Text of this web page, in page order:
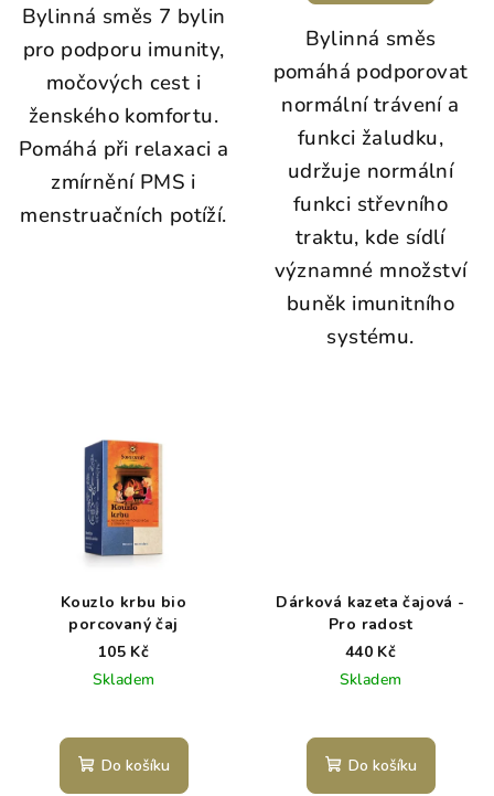
Bylinná směs 7 bylin
pro podporu imunity,
močových cest i
ženského komfortu.
Pomáhá při relaxaci a
zmírnění PMS i
menstruačních potíží.
Bylinná směs
pomáhá podporovat
normální trávení a
funkci žaludku,
udržuje normální
funkci střevního
traktu, kde sídlí
významné množství
buněk imunitního
systému.
Kouzlo krbu bio
porcovaný čaj
105 Kč
Skladem
Do košíku
Dárková kazeta čajová -
Pro radost
440 Kč
Skladem
Do košíku